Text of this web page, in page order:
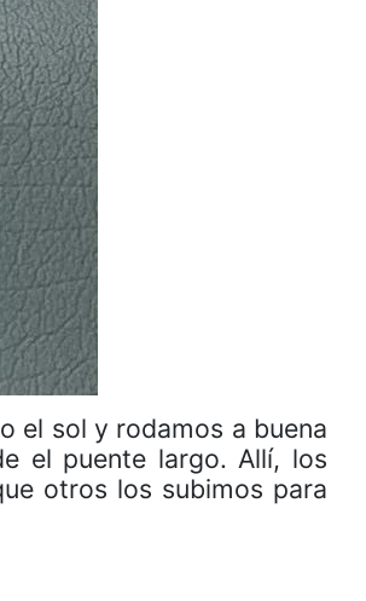
el sol y rodamos a buena
el puente largo. Allí, los
otros los subimos para